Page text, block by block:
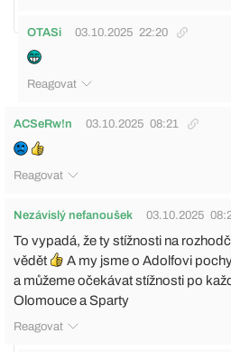
OTASi 03.10.2025 22:20
Reagovat
ACSeRw!n 03.10.2025 08:21
Reagovat
Nezávislý nefanoušek 03.10.2025
To vypadá, že ty stížnosti na
vědět
A my jsme o Adolfovi
a můžeme očekávat stížnosti po
Olomouce a Sparty
Reagovat